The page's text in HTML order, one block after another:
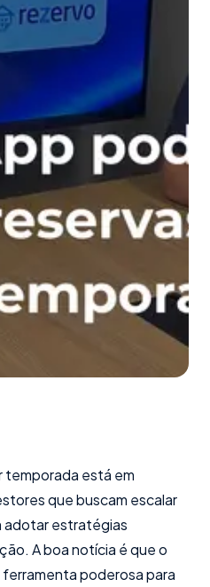
temporada está em
que buscam escalar
adotar estratégias
A boa notícia é que o
poderosa para